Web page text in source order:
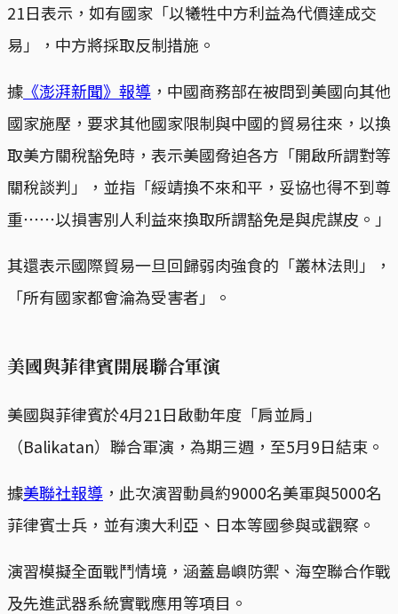
21日表示，如有國家「以犧牲中方利益為代價達成交
易」，中方將採取反制措施。
據 《澎湃新聞》報導 ，中國商務部在被問到美國向其他
國家施壓，要求其他國家限制與中國的貿易往來，以換
取美方關稅豁免時，表示美國脅迫各方「開啟所謂對等
關稅談判」，並指「綏靖換不來和平，妥協也得不到尊
重⋯⋯以損害別人利益來換取所謂豁免是與虎謀皮。」
其還表示國際貿易一旦回歸弱肉強食的「叢林法則」，
「所有國家都會淪為受害者」。
美國與菲律賓開展聯合軍演
​美國與菲律賓於4月21日啟動年度「肩並肩」
（Balikatan）聯合軍演，為期三週，至5月9日結束。
據美聯社報導 ，此次演習動員約9000名美軍與5000名
菲律賓士兵，並有澳大利亞、日本等國參與或觀察。​
演習模擬全面戰鬥情境，涵蓋島嶼防禦、海空聯合作戰
及先進武器系統實戰應用等項目。